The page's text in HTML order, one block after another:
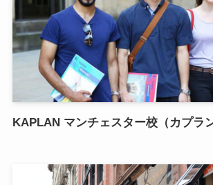
KAPLAN マンチェスター校（カプラン